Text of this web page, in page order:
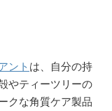
ント は、自分の持
やティーツリーの
クな角質ケア製品